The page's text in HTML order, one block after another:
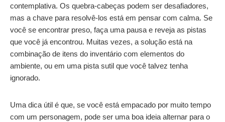
contemplativa. Os quebra-cabeças podem ser desafiadores,
mas a chave para resolvê-los está em pensar com calma. Se
você se encontrar preso, faça uma pausa e reveja as pistas
que você já encontrou. Muitas vezes, a solução está na
combinação de itens do inventário com elementos do
ambiente, ou em uma pista sutil que você talvez tenha
ignorado.
Uma dica útil é que, se você está empacado por muito tempo
com um personagem, pode ser uma boa ideia alternar para o